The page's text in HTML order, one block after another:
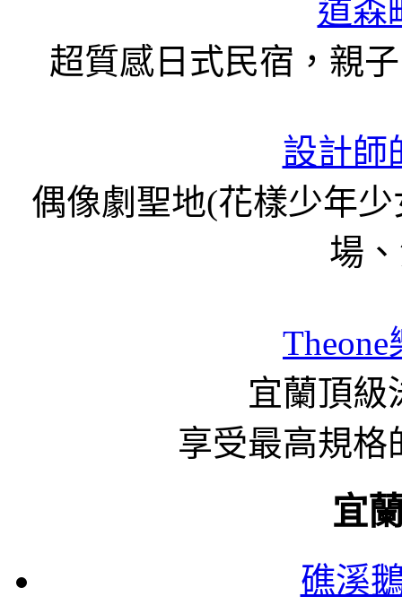
道森
超質感日式民宿，親
設計師
偶像劇聖地(花樣少年
場
宜蘭頂
享受最高規格
宜
礁溪